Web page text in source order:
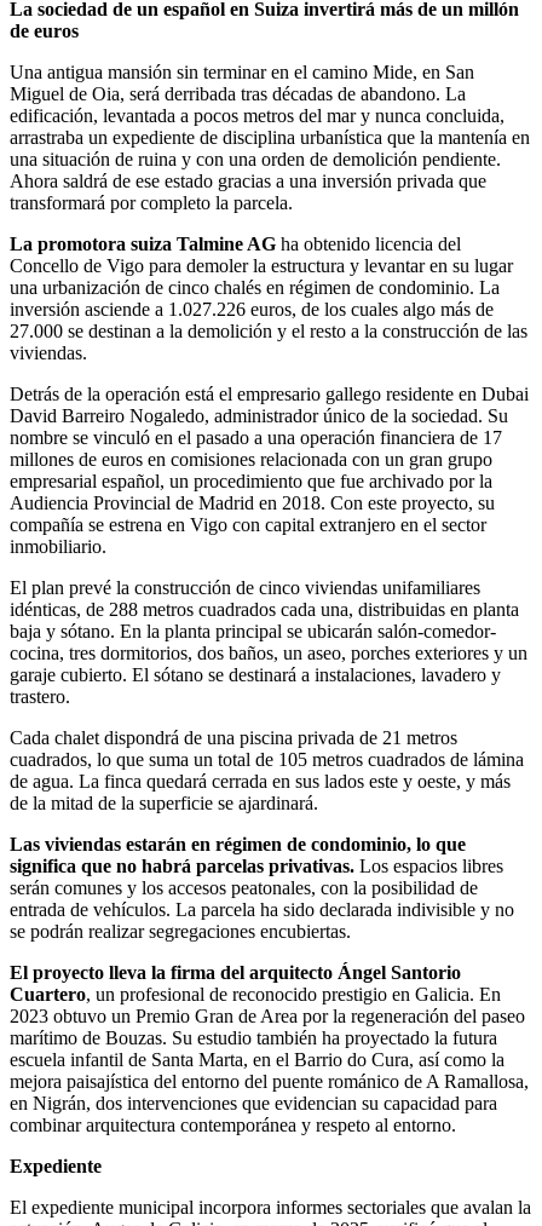
La sociedad de un español en Suiza invertirá más de un millón
de euros
Una antigua mansión sin terminar en el camino Mide, en San
Miguel de Oia, será derribada tras décadas de abandono. La
edificación, levantada a pocos metros del mar y nunca concluida,
arrastraba un expediente de disciplina urbanística que la mantenía en
una situación de ruina y con una orden de demolición pendiente.
Ahora saldrá de ese estado gracias a una inversión privada que
transformará por completo la parcela.
La promotora suiza Talmine AG ha obtenido licencia del
Concello de Vigo para demoler la estructura y levantar en su lugar
una urbanización de cinco chalés en régimen de condominio. La
inversión asciende a 1.027.226 euros, de los cuales algo más de
27.000 se destinan a la demolición y el resto a la construcción de las
viviendas.
Detrás de la operación está el empresario gallego residente en Dubai
David Barreiro Nogaledo, administrador único de la sociedad. Su
nombre se vinculó en el pasado a una operación financiera de 17
millones de euros en comisiones relacionada con un gran grupo
empresarial español, un procedimiento que fue archivado por la
Audiencia Provincial de Madrid en 2018. Con este proyecto, su
compañía se estrena en Vigo con capital extranjero en el sector
inmobiliario.
El plan prevé la construcción de cinco viviendas unifamiliares
idénticas, de 288 metros cuadrados cada una, distribuidas en planta
baja y sótano. En la planta principal se ubicarán salón-comedor-
cocina, tres dormitorios, dos baños, un aseo, porches exteriores y un
garaje cubierto. El sótano se destinará a instalaciones, lavadero y
trastero.
Cada chalet dispondrá de una piscina privada de 21 metros
cuadrados, lo que suma un total de 105 metros cuadrados de lámina
de agua. La finca quedará cerrada en sus lados este y oeste, y más
de la mitad de la superficie se ajardinará.
Las viviendas estarán en régimen de condominio, lo que
significa que no habrá parcelas privativas. Los espacios libres
serán comunes y los accesos peatonales, con la posibilidad de
entrada de vehículos. La parcela ha sido declarada indivisible y no
se podrán realizar segregaciones encubiertas.
El proyecto lleva la firma del arquitecto Ángel Santorio
Cuartero, un profesional de reconocido prestigio en Galicia. En
2023 obtuvo un Premio Gran de Area por la regeneración del paseo
marítimo de Bouzas. Su estudio también ha proyectado la futura
escuela infantil de Santa Marta, en el Barrio do Cura, así como la
mejora paisajística del entorno del puente románico de A Ramallosa,
en Nigrán, dos intervenciones que evidencian su capacidad para
combinar arquitectura contemporánea y respeto al entorno.
Expediente
El expediente municipal incorpora informes sectoriales que avalan la